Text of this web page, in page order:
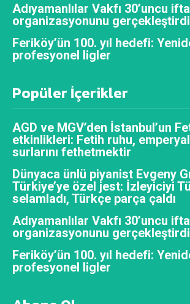
Adıyamanlılar Vakfı 30’uncu
organizasyonunu gerçekleştirdi
Feriköy’ün 100. yıl hedefi:
profesyonel ligler
Popüler İçerikler
AGD ve MGV’den İstanbul’un
etkinlikleri: Fetih ruhu,
surlarını fethetmektir
Dünyaca ünlü piyanist Evgeny
Türkiye’ye özel jest: İzleyiciyi
selamladı, Türkçe parça çaldı
Adıyamanlılar Vakfı 30’uncu
organizasyonunu gerçekleştirdi
Feriköy’ün 100. yıl hedefi:
profesyonel ligler